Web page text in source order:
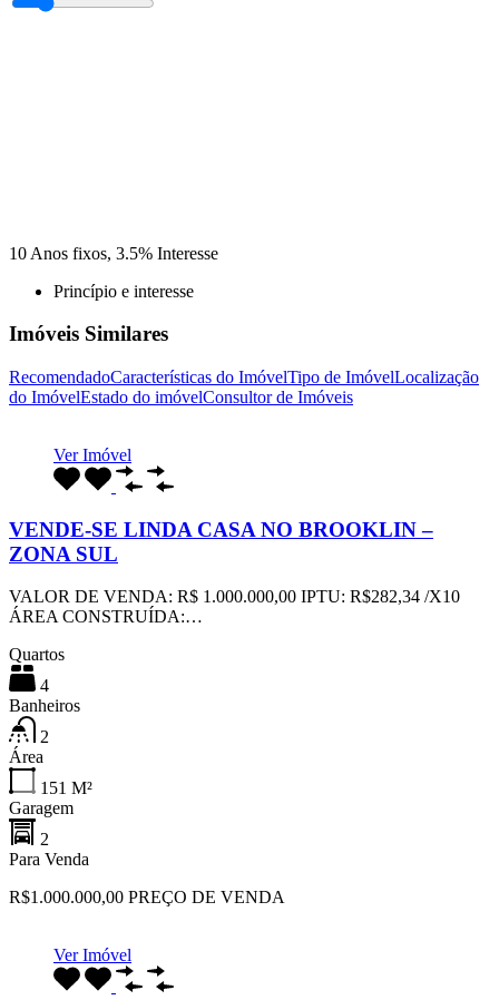
10 Anos fixos, 3.5% Interesse
Princípio e interesse
Imóveis Similares
RecomendadoCaracterísticas do ImóvelTipo de ImóvelLocalização
do ImóvelEstado do imóvelConsultor de Imóveis
Ver Imóvel
VENDE-SE LINDA CASA NO BROOKLIN –
ZONA SUL
VALOR DE VENDA: R$ 1.000.000,00 IPTU: R$282,34 /X10
ÁREA CONSTRUÍDA:…
Quartos
4
Banheiros
2
Área
151 M²
Garagem
2
Para Venda
R$1.000.000,00 PREÇO DE VENDA
Ver Imóvel